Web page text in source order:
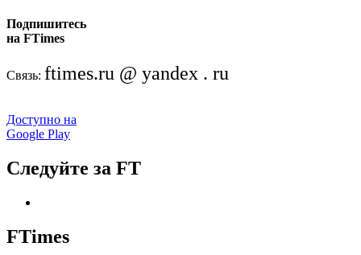
Подпишитесь
на FTimes
Связь: ftimes.ru @ yandex . ru
Доступно на
Google Play
Следуйте за FT
FTimes